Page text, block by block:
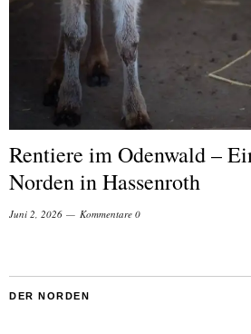
Rentiere im Odenwald –
Norden in Hassenroth
Juni 2, 2026 Kommentare 0
DER NORDEN